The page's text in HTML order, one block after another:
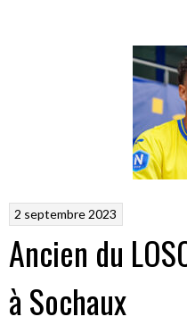
2 septembre 2023
Ancien du
à Sochaux